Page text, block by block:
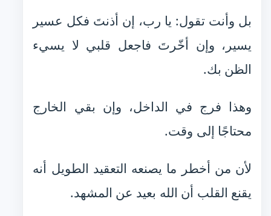
بل وأنت تقول: يا رب، إن أذنتَ فكل عسير
يسير، وإن أخّرتَ فاجعل قلبي لا يسيء
الظن بك.
وهذا فرج في الداخل، وإن بقي الخارج
محتاجًا إلى وقت.
لأن من أخطر ما يصنعه التعقيد الطويل أنه
يقنع القلب أن الله بعيد عن المشهد.